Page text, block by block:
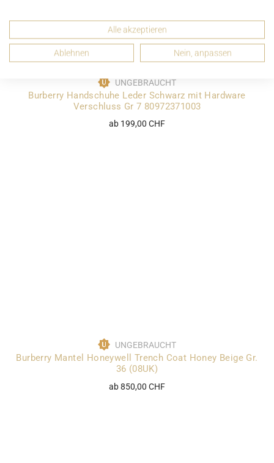
UNGEBRAUCHT
Burberry Handschuhe Leder Schwarz mit Hardware
Verschluss Gr 7 80972371003
ab 199,00 CHF
UNGEBRAUCHT
Burberry Mantel Honeywell Trench Coat Honey Beige Gr.
36 (08UK)
ab 850,00 CHF
Alle akzeptieren
Ablehnen Nein, anpassen